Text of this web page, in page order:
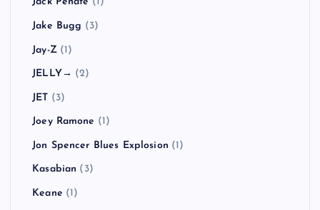
Jake Bugg (3)
Jay-Z(1)
JELLY→ (2)
JET (3)
Joey Ramone (1)
Jon Spencer Blues Explosion (1)
Kasabian (3)
Keane (1)